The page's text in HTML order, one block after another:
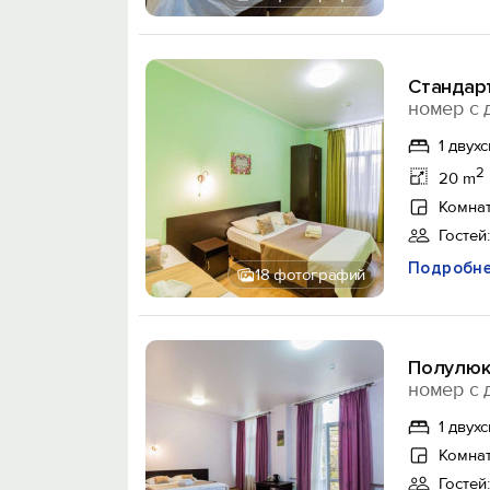
18 фотографий
номер с
1
20 m2
номер с
1